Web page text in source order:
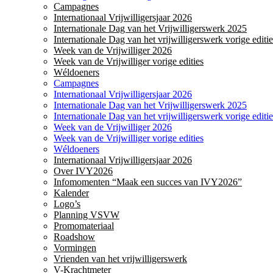
Campagnes
Internationaal Vrijwilligersjaar 2026
Internationale Dag van het Vrijwilligerswerk 2025
Internationale Dag van het vrijwilligerswerk vorige
Week van de Vrijwilliger 2026
Week van de Vrijwilliger vorige edities
Wéldoeners
Campagnes
Internationaal Vrijwilligersjaar 2026
Internationale Dag van het Vrijwilligerswerk 2025
Internationale Dag van het vrijwilligerswerk vorige
Week van de Vrijwilliger 2026
Week van de Vrijwilliger vorige edities
Wéldoeners
Internationaal Vrijwilligersjaar 2026
Over IVY2026
Infomomenten “Maak een succes van IVY2026”
Kalender
Logo’s
Planning VSVW
Promomateriaal
Roadshow
Vormingen
Vrienden van het vrijwilligerswerk
V-Krachtmeter